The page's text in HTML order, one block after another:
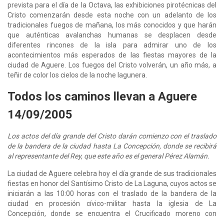
prevista para el día de la Octava, las exhibiciones pirotécnicas del
Cristo comenzarán desde esta noche con un adelanto de los
tradicionales fuegos de mañana, los más conocidos y que harán
que auténticas avalanchas humanas se desplacen desde
diferentes rincones de la isla para admirar uno de los
acontecimientos más esperados de las fiestas mayores de la
ciudad de Aguere. Los fuegos del Cristo volverán, un año más, a
teñir de color los cielos de la noche lagunera.
Todos los caminos llevan a Aguere
14/09/2005
Los actos del día grande del Cristo darán comienzo con el traslado
de la bandera de la ciudad hasta La Concepción, donde se recibirá
al representante del Rey, que este año es el general Pérez Alamán.​
La ciudad de Aguere celebra hoy el día grande de sus tradicionales
fiestas en honor del Santísimo Cristo de La Laguna, cuyos actos se
iniciarán a las 10:00 horas con el traslado de la bandera de la
ciudad en procesión cívico-militar hasta la iglesia de La
Concepción, donde se encuentra el Crucificado moreno con